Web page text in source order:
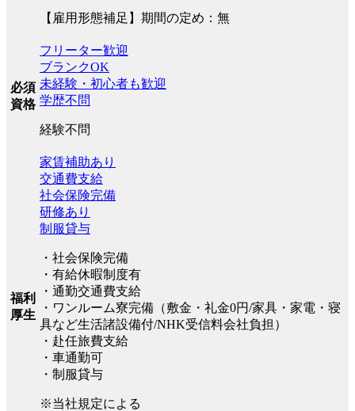
【雇用形態補足】期間の定め：無
必須
資格
フリーター歓迎
ブランクOK
未経験・初心者も歓迎
学歴不問
経験不問
福利
厚生
家賃補助あり
交通費支給
社会保険完備
研修あり
制服貸与
・社会保険完備
・有給休暇制度有
・通勤交通費支給
・ワンルーム寮完備（敷金・礼金0円/家具・家電・寝
具など生活諸設備付/NHK受信料会社負担）
・赴任旅費支給
・車通勤可
・制服貸与
※当社規定による